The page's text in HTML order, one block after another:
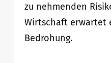
zu nehmenden
Wirtschaft erwartet
Bedrohung.